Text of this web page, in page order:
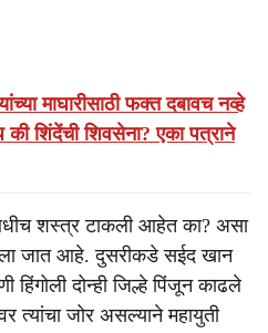
माघारीसाठी फक्त दबावच नव्हे
शिंदेंची शिवसेना? एका पत्राने
शस्त्र टाकली आहेत का? असा
जात आहे. दुसरीकडे सईद खान
हिंगोली दोन्ही जिल्हे पिंजून काढले
त्यांचा जोर असल्याने महायुती